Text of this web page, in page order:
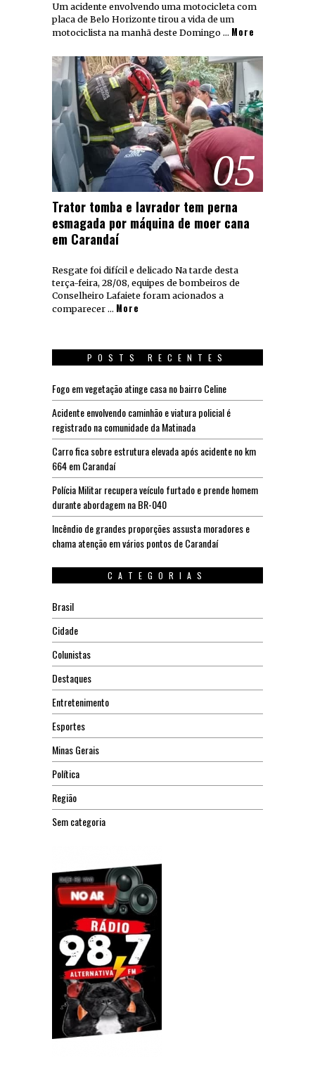
Um acidente envolvendo uma motocicleta com
placa de Belo Horizonte tirou a vida de um
motociclista na manhã deste Domingo … More
05
Trator tomba e lavrador tem perna
esmagada por máquina de moer cana
em Carandaí
Resgate foi difícil e delicado Na tarde desta
terça-feira, 28/08, equipes de bombeiros de
Conselheiro Lafaiete foram acionados a
comparecer … More
POSTS RECENTES
Fogo em vegetação atinge casa no bairro Celine
Acidente envolvendo caminhão e viatura policial é
registrado na comunidade da Matinada
Carro fica sobre estrutura elevada após acidente no km
664 em Carandaí
Polícia Militar recupera veículo furtado e prende homem
durante abordagem na BR-040
Incêndio de grandes proporções assusta moradores e
chama atenção em vários pontos de Carandaí
CATEGORIAS
Brasil
Cidade
Colunistas
Destaques
Entretenimento
Esportes
Minas Gerais
Política
Região
Sem categoria